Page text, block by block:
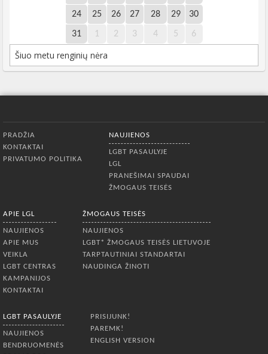
24 25 26 27 28 29 30
31 1 2 3 4 5 6
Šiuo metu renginių nėra
PRADŽIA
KONTAKTAI
PRIVATUMO POLITIKA
NAUJIENOS
LGBT PASAULYJE
LGL
PRANEŠIMAI SPAUDAI
ŽMOGAUS TEISĖS
APIE LGL
NAUJIENOS
APIE MUS
VEIKLA
LGBT CENTRAS
KAMPANIJOS
KONTAKTAI
ŽMOGAUS TEISĖS
NAUJIENOS
LGBT* ŽMOGAUS TEISĖS LIETUVOJE
TARPTAUTINIAI STANDARTAI
NAUDINGA ŽINOTI
LGBT PASAULYJE
NAUJIENOS
BENDRUOMENĖS
PRISIJUNK!
PAREMK!
ENGLISH VERSION